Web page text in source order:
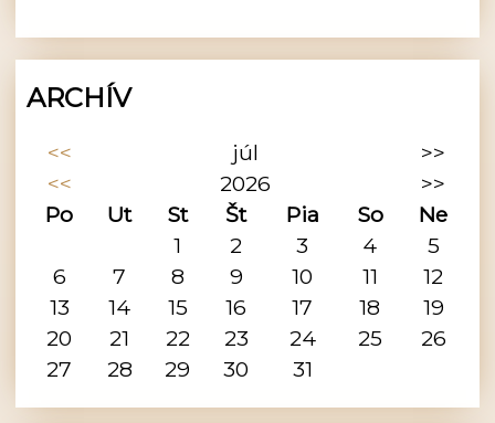
ARCHÍV
<< júl
>>
<<
2026
>>
Po
Ut St Št Pia So
Ne
1
2 3 4
5
6
7 8 9 10 11
12
13
14 15 16 17 18
19
20
21 22 23 24 25
26
27
28 29 30 31